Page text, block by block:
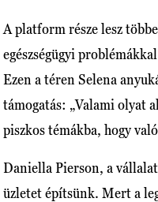
A platform része lesz
egészségügyi
Ezen a téren Selena
támogatás: „Valami olyat
piszkos témákba, hogy
Daniella Pierson, a
üzletet építsünk. Mert a